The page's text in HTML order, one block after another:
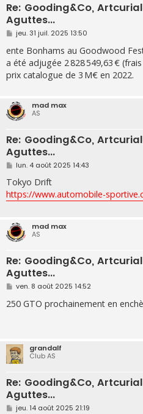
Re: Gooding&Co,
Aguttes...
M
e
s
s
a
g
e
jeu. 31 juil. 2025 13:50
ente Bonhams au Goodwood
a été adjugée 2 828 549,63 €
prix catalogue de 3 M€ en 2022.
mad max
AS
Re: Gooding&Co,
Aguttes...
M
s
s
a
g
lun. 4 août 2025 14:43
Tokyo Drift
https://www.automobile-
mad max
AS
Re: Gooding&Co,
Aguttes...
M
s
s
ven. 8 août 2025 14:52
250 GTO prochainement en
grandalf
Club AS
Re: Gooding&Co,
Aguttes...
M
jeu. 14 août 2025 21:19